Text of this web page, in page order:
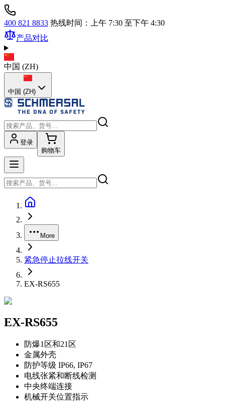
400 821 8833 热线时间：上午 7:30 至下午 4:30
产品对比
中国 (ZH)
中国 (ZH)
登录
购物车
More
紧急停止拉线开关
EX-RS655
EX-RS655
防爆1区和21区
金属外壳
防护等级 IP66, IP67
电线张紧和断线检测
中央终端连接
机械开关位置指示